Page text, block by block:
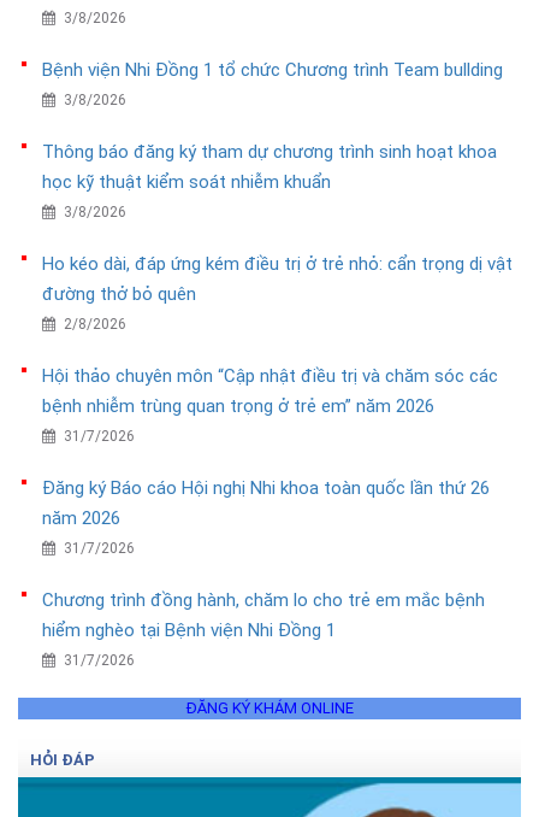
3/8/2026
Bệnh viện Nhi Đồng 1 tổ chức Chương trình Team bullding
3/8/2026
Thông báo đăng ký tham dự chương trình sinh hoạt khoa
học kỹ thuật kiểm soát nhiễm khuẩn
3/8/2026
Ho kéo dài, đáp ứng kém điều trị ở trẻ nhỏ: cẩn trọng dị vật
đường thở bỏ quên
2/8/2026
Hội thảo chuyên môn “Cập nhật điều trị và chăm sóc các
bệnh nhiễm trùng quan trọng ở trẻ em” năm 2026
31/7/2026
Đăng ký Báo cáo Hội nghị Nhi khoa toàn quốc lần thứ 26
năm 2026
31/7/2026
Chương trình đồng hành, chăm lo cho trẻ em mắc bệnh
hiểm nghèo tại Bệnh viện Nhi Đồng 1
31/7/2026
ĐĂNG KÝ KHÁM ONLINE
HỎI ĐÁP